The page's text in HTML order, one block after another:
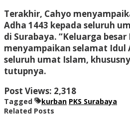
Terakhir, Cahyo
Adha 1443 kepada seluruh
di Surabaya. “Keluarga besar
menyampaikan selamat Idul
seluruh umat Islam,
tutupnya.
Post Views: 2,318
Tagged kurban PKS Surabaya
Related Posts